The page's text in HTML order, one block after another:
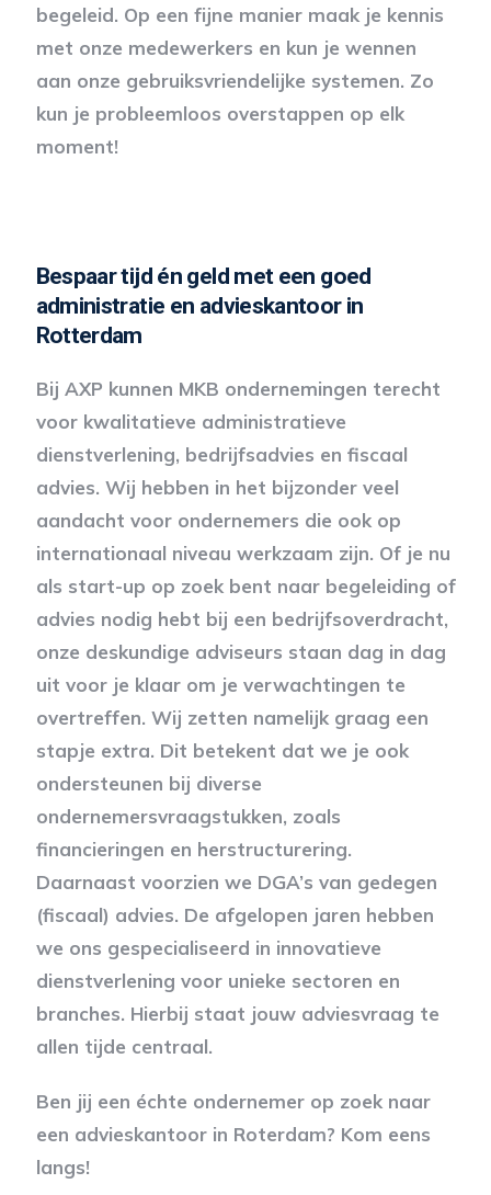
begeleid. Op een fijne manier maak je kennis
met onze medewerkers en kun je wennen
aan onze gebruiksvriendelijke systemen. Zo
kun je probleemloos overstappen op elk
moment!
Bespaar tijd én geld met een goed
administratie en advieskantoor in
Rotterdam
Bij AXP kunnen MKB ondernemingen terecht
voor kwalitatieve administratieve
dienstverlening, bedrijfsadvies en fiscaal
advies. Wij hebben in het bijzonder veel
aandacht voor ondernemers die ook op
internationaal niveau werkzaam zijn. Of je nu
als start-up op zoek bent naar begeleiding of
advies nodig hebt bij een bedrijfsoverdracht,
onze deskundige adviseurs staan dag in dag
uit voor je klaar om je verwachtingen te
overtreffen. Wij zetten namelijk graag een
stapje extra. Dit betekent dat we je ook
ondersteunen bij diverse
ondernemersvraagstukken, zoals
financieringen en herstructurering.
Daarnaast voorzien we DGA’s van gedegen
(fiscaal) advies. De afgelopen jaren hebben
we ons gespecialiseerd in innovatieve
dienstverlening voor unieke sectoren en
branches. Hierbij staat jouw adviesvraag te
allen tijde centraal.
Ben jij een échte ondernemer op zoek naar
een advieskantoor in Roterdam? Kom eens
langs!